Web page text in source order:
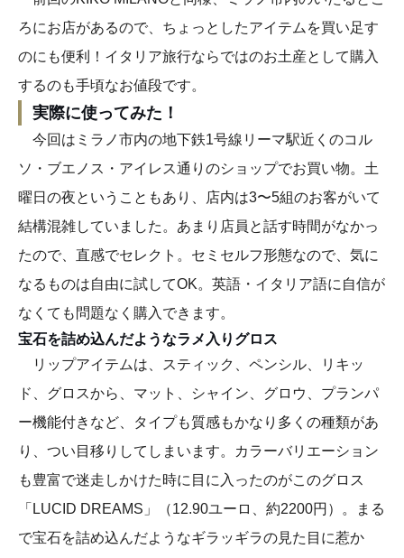
ろにお店があるので、ちょっとしたアイテムを買い足す
のにも便利！イタリア旅行ならではのお土産として購入
するのも手頃なお値段です。
実際に使ってみた！
今回はミラノ市内の地下鉄1号線リーマ駅近くのコル
ソ・ブエノス・アイレス通りのショップでお買い物。土
曜日の夜ということもあり、店内は3〜5組のお客がいて
結構混雑していました。あまり店員と話す時間がなかっ
たので、直感でセレクト。セミセルフ形態なので、気に
なるものは自由に試してOK。英語・イタリア語に自信が
なくても問題なく購入できます。
宝石を詰め込んだようなラメ入りグロス
リップアイテムは、スティック、ペンシル、リキッ
ド、グロスから、マット、シャイン、グロウ、プランパ
ー機能付きなど、タイプも質感もかなり多くの種類があ
り、つい目移りしてしまいます。カラーバリエーション
も豊富で迷走しかけた時に目に入ったのがこのグロス
「LUCID DREAMS」（12.90ユーロ、約2200円）。まる
で宝石を詰め込んだようなギラッギラの見た目に惹か